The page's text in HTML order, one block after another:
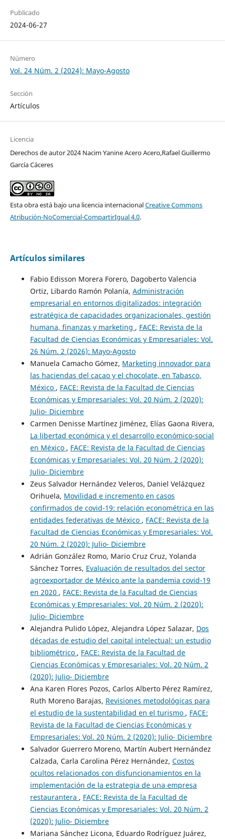
Publicado
2024-06-27
Número
Vol. 24 Núm. 2 (2024): Mayo-Agosto
Sección
Artículos
Licencia
Derechos de autor 2024 Nacim Yanine Acero Acero,Rafael Guillermo
García Cáceres
Esta obra está bajo una licencia internacionalCreative Commons
Atribución-NoComercial-CompartirIgual 4.0.
Artículos similares
Fabio Edisson Morera Forero, Dagoberto Valencia
Ortiz, Libardo Ramón Polanía, Administración
empresarial en entornos digitalizados: integración
estratégica de capacidades organizacionales, gestión
humana, finanzas y marketing , FACE: Revista de la
Facultad de Ciencias Económicas y Empresariales: Vol.
26 Núm. 2 (2026): Mayo-Agosto
Manuela Camacho Gómez, Marketing innovador para
las haciendas del cacao y el chocolate, en Tabasco,
México , FACE: Revista de la Facultad de Ciencias
Económicas y Empresariales: Vol. 20 Núm. 2 (2020):
Julio- Diciembre
Carmen Denisse Martínez Jiménez, Elías Gaona Rivera,
La libertad económica y el desarrollo económico-social
en México , FACE: Revista de la Facultad de Ciencias
Económicas y Empresariales: Vol. 20 Núm. 2 (2020):
Julio- Diciembre
Zeus Salvador Hernández Veleros, Daniel Velázquez
Orihuela, Movilidad e incremento en casos
confirmados de covid-19: relación econométrica en las
entidades federativas de México , FACE: Revista de la
Facultad de Ciencias Económicas y Empresariales: Vol.
20 Núm. 2 (2020): Julio- Diciembre
Adrián González Romo, Mario Cruz Cruz, Yolanda
Sánchez Torres, Evaluación de resultados del sector
agroexportador de México ante la pandemia covid-19
en 2020 , FACE: Revista de la Facultad de Ciencias
Económicas y Empresariales: Vol. 20 Núm. 2 (2020):
Julio- Diciembre
Alejandra Pulido López, Alejandra López Salazar, Dos
décadas de estudio del capital intelectual: un estudio
bibliométrico , FACE: Revista de la Facultad de
Ciencias Económicas y Empresariales: Vol. 20 Núm. 2
(2020): Julio- Diciembre
Ana Karen Flores Pozos, Carlos Alberto Pérez Ramírez,
Ruth Moreno Barajas, Revisiones metodológicas para
el estudio de la sustentabilidad en el turismo , FACE:
Revista de la Facultad de Ciencias Económicas y
Empresariales: Vol. 20 Núm. 2 (2020): Julio- Diciembre
Salvador Guerrero Moreno, Martín Aubert Hernández
Calzada, Carla Carolina Pérez Hernández, Costos
ocultos relacionados con disfuncionamientos en la
implementación de la estrategia de una empresa
restaurantera , FACE: Revista de la Facultad de
Ciencias Económicas y Empresariales: Vol. 20 Núm. 2
(2020): Julio- Diciembre
Mariana Sánchez Licona, Eduardo Rodríguez Juárez,